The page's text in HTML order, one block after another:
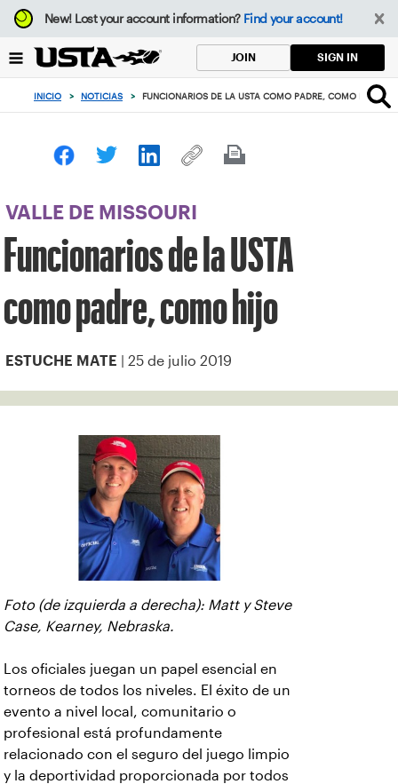
Enfoque
desde
botón
volver
principio
New!Lost your account information? Find your account!
JOIN SIGN IN
INICIO > NOTICIAS > FUNCIONARIOS DE LA USTA COMO PADRE, COMO HIJO
VALLE DE MISSOURI
Funcionarios de la USTA
como padre, como hijo
ESTUCHE MATE | 25 de julio 2019
Foto (de izquierda a derecha): Matt y Steve
Case, Kearney, Nebraska.
Los oficiales juegan un papel esencial en
torneos de todos los niveles. El éxito de un
evento a nivel local, comunitario o
profesional está profundamente
relacionado con el seguro del juego limpio
y la deportividad proporcionada por todos